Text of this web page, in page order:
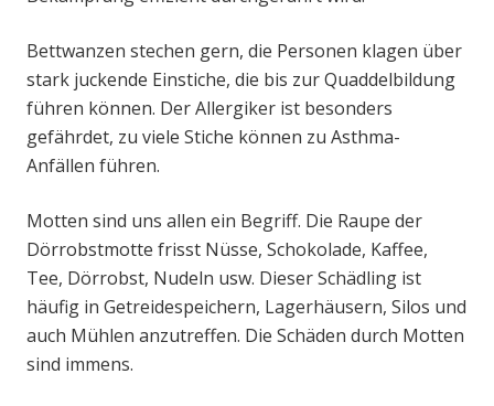
Bettwanzen stechen gern, die Personen klagen über
stark juckende Einstiche, die bis zur Quaddelbildung
führen können. Der Allergiker ist besonders
gefährdet, zu viele Stiche können zu Asthma-
Anfällen führen.
Motten sind uns allen ein Begriff. Die Raupe der
Dörrobstmotte frisst Nüsse, Schokolade, Kaffee,
Tee, Dörrobst, Nudeln usw. Dieser Schädling ist
häufig in Getreidespeichern, Lagerhäusern, Silos und
auch Mühlen anzutreffen. Die Schäden durch Motten
sind immens.